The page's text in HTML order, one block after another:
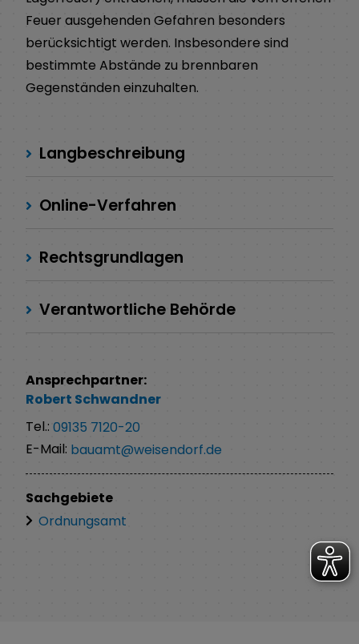
Feuer ausgehenden Gefahren besonders
berücksichtigt werden. Insbesondere sind
bestimmte Abstände zu brennbaren
Gegenständen einzuhalten.
Langbeschreibung
Online-Verfahren
Rechtsgrundlagen
Verantwortliche Behörde
Ansprechpartner:
Robert Schwandner
Tel.: 09135 7120-20
E-Mail: bauamt@weisendorf.de
Sachgebiete
Ordnungsamt